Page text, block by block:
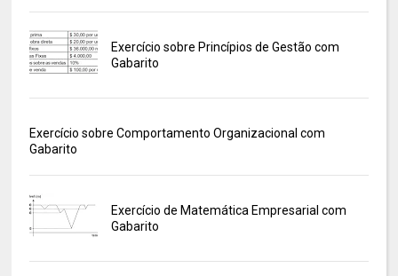
Exercício sobre Princípios de Gestão com
Gabarito
Exercício sobre Comportamento Organizacional com
Gabarito
Exercício de Matemática Empresarial com
Gabarito